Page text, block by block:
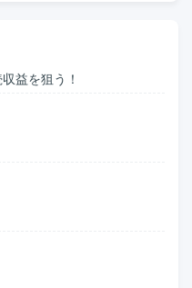
益を狙う！